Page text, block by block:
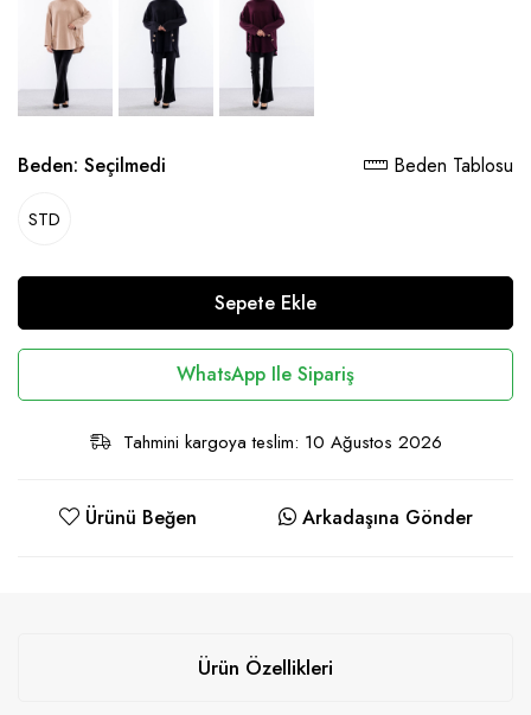
Beden: Seçilmedi Beden Tablosu
STD
Sepete Ekle
WhatsApp Ile Sipariş
Tahmini kargoya teslim: 10 Ağustos 2026
Ürünü Beğen Arkadaşına Gönder
Ürün Özellikleri